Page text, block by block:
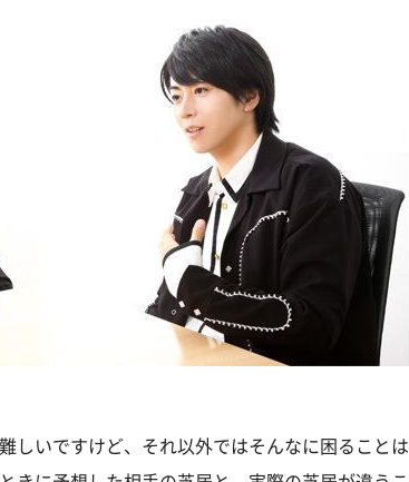
しいですけど、それ以外ではそんなに困ることは